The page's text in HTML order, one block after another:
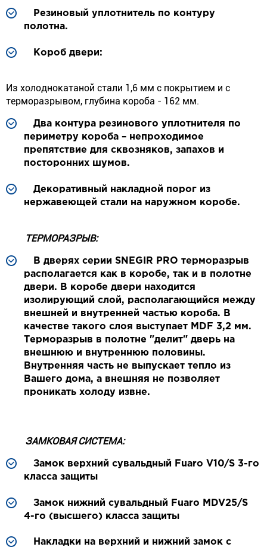
Резиновый уплотнитель по контуру
полотна.
Короб двери:
Из холоднокатаной стали 1,6 мм с покрытием и с
терморазрывом, глубина короба - 162 мм.
Два контура резинового уплотнителя по
периметру короба – непроходимое
препятствие для сквозняков, запахов и
посторонних шумов.
Декоративный накладной порог из
нержавеющей стали на наружном коробе.
ТЕРМОРАЗРЫВ:
В дверях серии SNEGIR PRO терморазрыв
располагается как в коробе, так и в полотне
двери. В коробе двери находится
изолирующий слой, располагающийся между
внешней и внутренней частью короба. В
качестве такого слоя выступает MDF 3,2 мм.
Терморазрыв в полотне "делит" дверь на
внешнюю и внутреннюю половины.
Внутренняя часть не выпускает тепло из
Вашего дома, а внешняя не позволяет
проникать холоду извне.
ЗАМКОВАЯ СИСТЕМА:
Замок верхний сувальдный Fuaro V10/S 3-го
класса защиты
Замок нижний сувальдный Fuaro MDV25/S
4-го (высшего) класса защиты
Накладки на верхний и нижний замок с